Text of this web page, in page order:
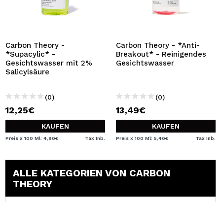
Carbon Theory -
*Supacylic* -
Gesichtswasser mit 2%
Salicylsäure
(0)
12,25€
KAUFEN
Preis x 100 Ml: 4,90€ Tax Inb.
Carbon Theory - *Anti-
Breakout* - Reinigendes
Gesichtswasser
(0)
13,49€
KAUFEN
Preis x 100 Ml: 5,40€ Tax Inb.
ALLE KATEGORIEN VON CARBON
THEORY